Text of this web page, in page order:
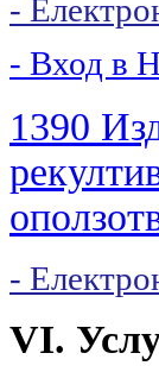
-
- Вход в
1390
-
VI.